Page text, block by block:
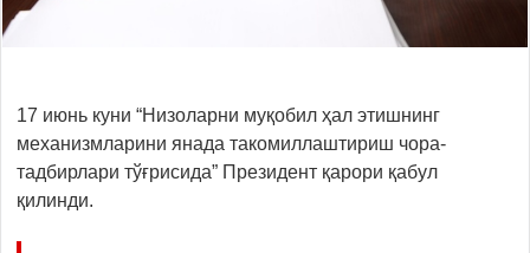
17 июнь куни “Низоларни муқобил ҳал этишнинг
механизмларини янада такомиллаштириш чора-
тадбирлари тўғрисида” Президент қарори қабул
қилинди.